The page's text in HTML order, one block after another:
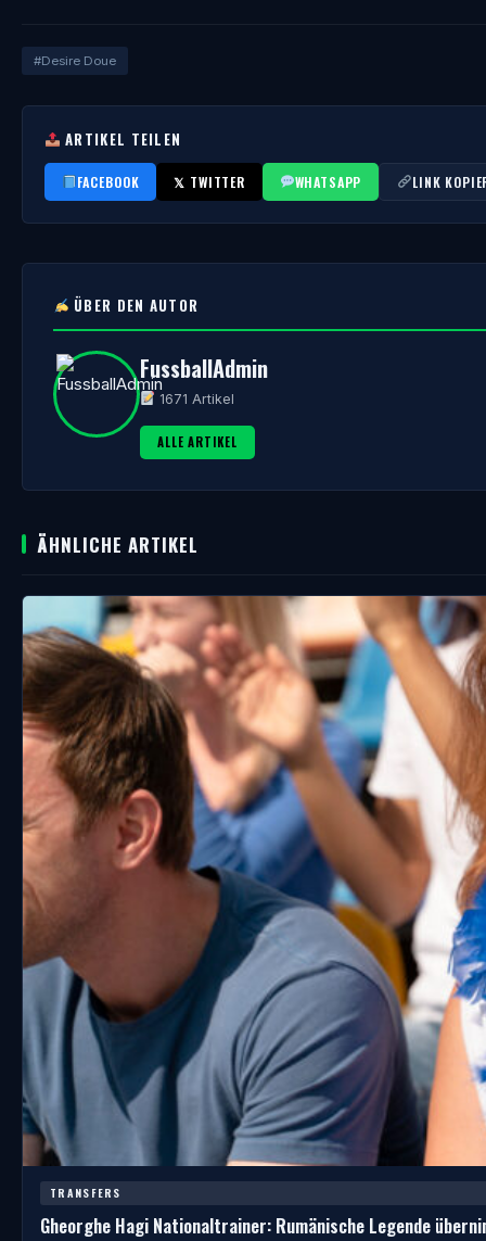
#Desire Doue
ARTIKEL TEILEN
FACEBOOK 𝕏 TWITTER WHATSAPP LINK
ÜBER DEN AUTOR
FussballAdmin
1671 Artikel
ALLE ARTIKEL
ÄHNLICHE ARTIKEL
TRANSFERS
Gheorghe Hagi Nationaltrainer: Rumänische Legende